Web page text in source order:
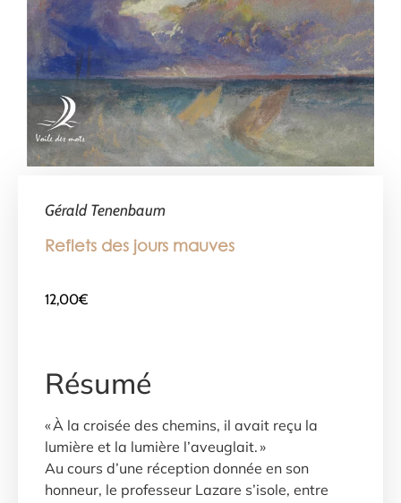
Gérald Tenenbaum
Reflets des jours mauves
12,00€
Résumé
« À la croisée des chemins, il avait reçu la
lumière et la lumière l’aveuglait. »
Au cours d’une réception donnée en son
honneur, le professeur Lazare s’isole, entre